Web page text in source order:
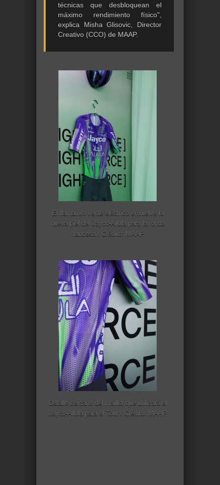
técnicas que desbloquean el
máximo rendimiento físico",
explica Misha Glisovic, Director
Creativo (CCO) de MAAP.
El llamativo verde eléctrico envuelve la
nueva piel del Jayco-AlUla para la ronda
francesa / Crédito: MAAP
Detalle cercano del maillot que utilizará el
Jayco-AlUla para el Tour / Crédito: MAAP